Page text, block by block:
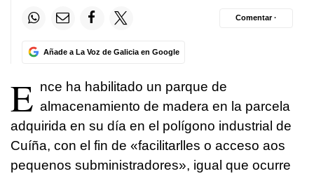
Añade a La Voz de Galicia en Google
Comentar ·
E nce ha habilitado un parque de
almacenamiento de madera en la parcela
adquirida en su día en el polígono industrial de
Cuíña, con el fin de «facilitarlles o acceso aos
pequenos subministradores», igual que ocurre